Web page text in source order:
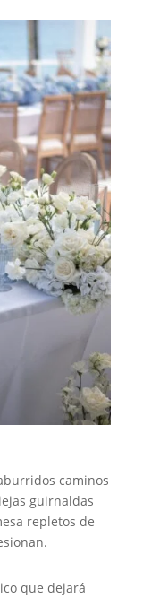
caminos
guirnaldas
repletos de
que dejará